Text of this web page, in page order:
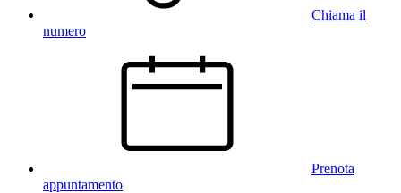
Chiama il
numero
Prenota
appuntamento